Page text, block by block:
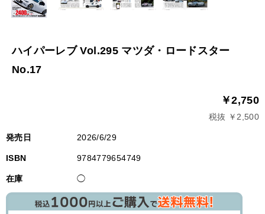
ハイパーレブ Vol.295 マツダ・ロードスター
No.17
￥2,750
税抜 ￥2,500
発売日 2026/6/29
ISBN 9784779654749
在庫 ◯